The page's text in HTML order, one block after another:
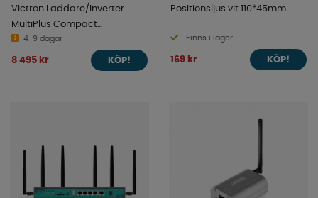
Victron Laddare/Inverter
MultiPlus Compact
12/1200/50-16 230V VE.Bus
4-9 dagar
8 495 kr KÖP!
Positionsljus vit 110*45mm
Finns i lager
169 kr KÖP!